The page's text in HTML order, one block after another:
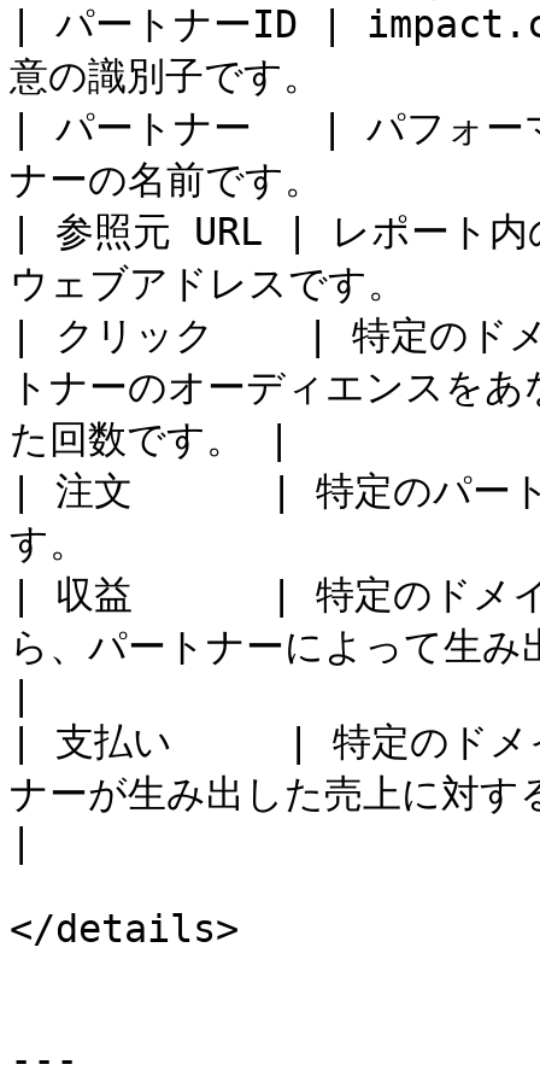
| パートナーID |
意の識別子です。
| パートナー   | パフォー
ナーの名前です。
| 参照元 URL | レポート内
ウェブアドレスで
| クリック    | 特定のドメ
トナーのオーディエンスを
た回数です。 |
| 注文      | 特定のパート
す。
| 収益      | 特定のドメイ
ら、パートナーによって生
| 支払い     | 特定のドメ
ナーが生み出した売上に対す
</details>
---